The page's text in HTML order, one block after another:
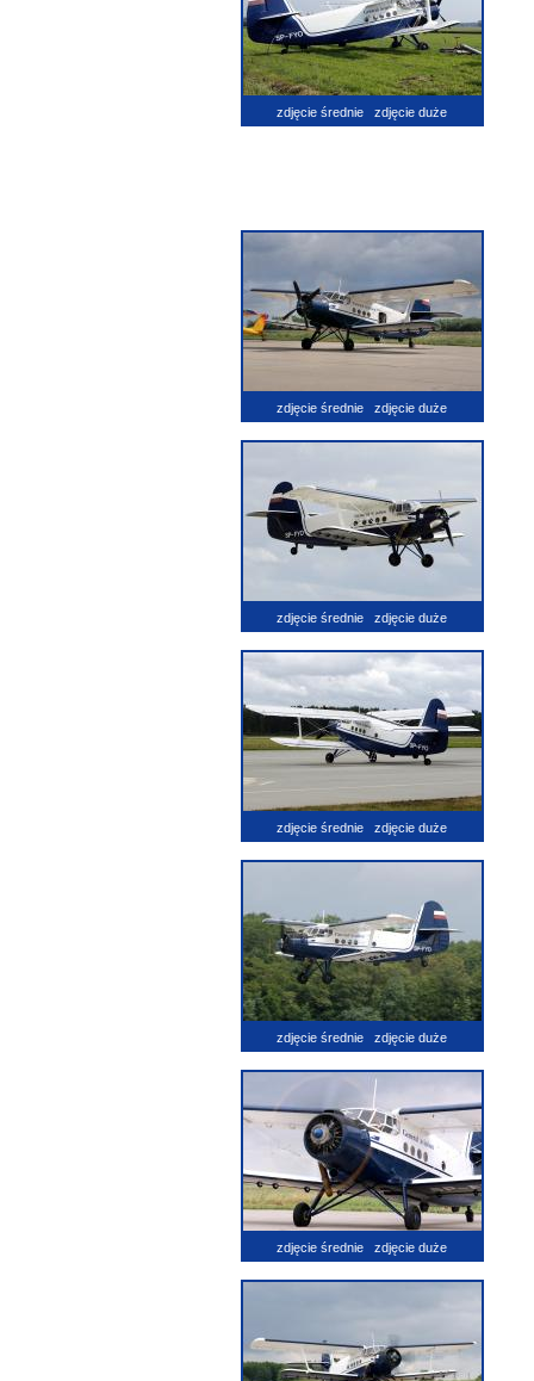
zdjęcie średnie zdjęcie duże
zdjęcie średnie zdjęcie duże
zdjęcie średnie zdjęcie duże
zdjęcie średnie zdjęcie duże
zdjęcie średnie zdjęcie duże
zdjęcie średnie zdjęcie duże